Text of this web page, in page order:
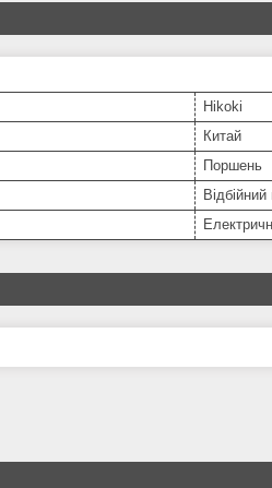
Hikoki
Китай
Поршень